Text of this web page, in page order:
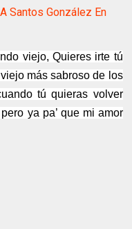
Santos González En
viejo, Quieres irte tú
más sabroso de los
tú quieras volver
ya pa’ que mi amor